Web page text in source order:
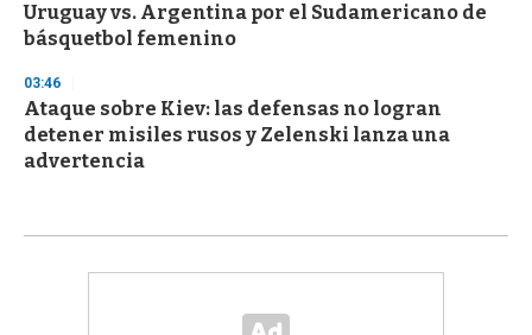
Uruguay vs. Argentina por el Sudamericano de
básquetbol femenino
03:46
Ataque sobre Kiev: las defensas no logran
detener misiles rusos y Zelenski lanza una
advertencia